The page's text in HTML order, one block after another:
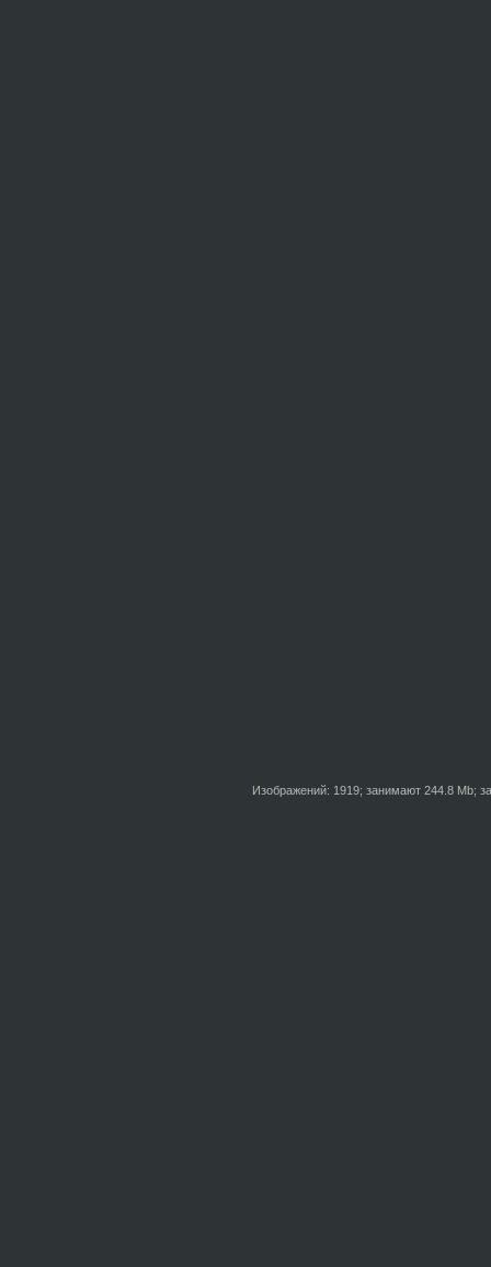
Изображений: 1919; занимают 244.8 Mb;